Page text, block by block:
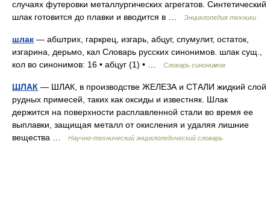
случаях футеровки металлургических агрегатов. Синтетический
шлак готовится до плавки и вводится в …
Энциклопедия техники
шлак — абштрих, гаркрец, изгарь, абцуг, спумулит, остаток,
изгарина, дерьмо, кал Словарь русских синонимов. шлак сущ.,
кол во синонимов: 16 • абцуг (1) • …
Словарь синонимов
ШЛАК — ШЛАК, в производстве ЖЕЛЕЗА и СТАЛИ жидкий слой
рудных примесей, таких как оксиды и известняк. Шлак
держится на поверхности расплавленной стали во время ее
выплавки, защищая металл от окисления и удаляя лишние
вещества …
Научно-технический энциклопедический словарь